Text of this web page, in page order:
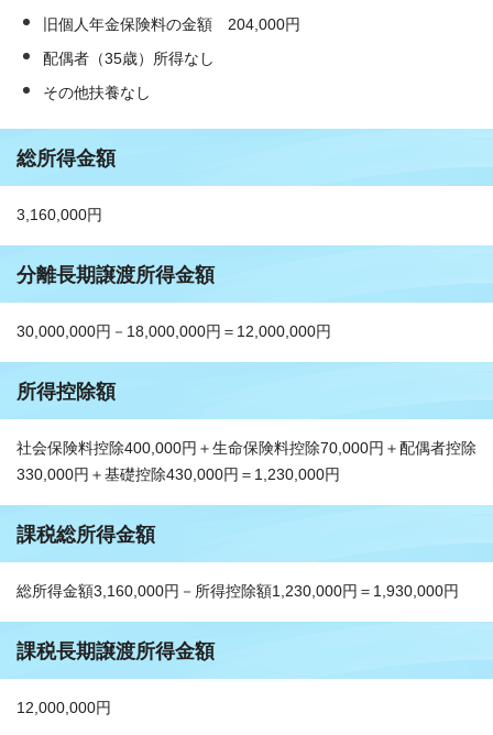
旧個人年金保険料の金額 204,000円
配偶者（35歳）所得なし
その他扶養なし
総所得金額
3,160,000円
分離長期譲渡所得金額
30,000,000円－18,000,000円＝12,000,000円
所得控除額
社会保険料控除400,000円＋生命保険料控除70,000円＋配偶者控除
330,000円＋基礎控除430,000円＝1,230,000円
課税総所得金額
総所得金額3,160,000円－所得控除額1,230,000円＝1,930,000円
課税長期譲渡所得金額
12,000,000円